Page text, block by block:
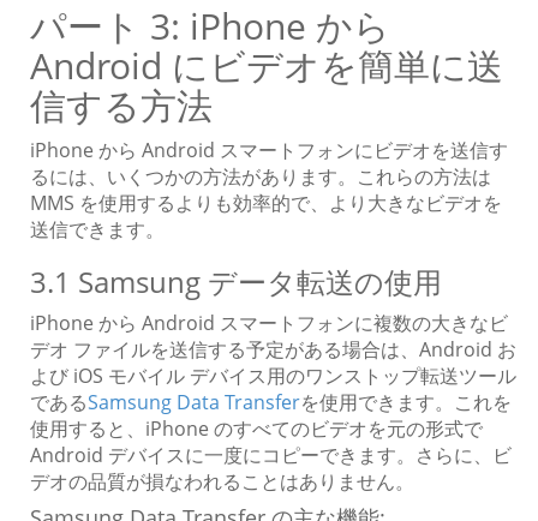
パート 3: iPhone から
Android にビデオを簡単に送
信する方法
iPhone から Android スマートフォンにビデオを送信す
るには、いくつかの方法があります。これらの方法は
MMS を使用するよりも効率的で、より大きなビデオを
送信できます。
3.1 Samsung データ転送の使用
iPhone から Android スマートフォンに複数の大きなビ
デオ ファイルを送信する予定がある場合は、Android お
よび iOS モバイル デバイス用のワンストップ転送ツール
であるSamsung Data Transferを使用できます。これを
使用すると、iPhone のすべてのビデオを元の形式で
Android デバイスに一度にコピーできます。さらに、ビ
デオの品質が損なわれることはありません。